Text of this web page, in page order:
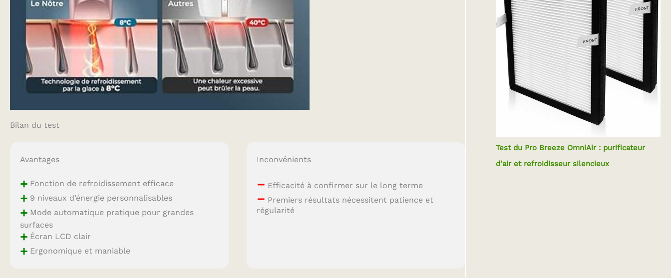
Bilan du test
Avantages
+ Fonction de refroidissement efficace
+ 9 niveaux d’énergie personnalisables
+ Mode automatique pratique pour grandes
surfaces
+ Écran LCD clair
+ Ergonomique et maniable
Inconvénients
– Efficacité à confirmer sur le long terme
– Premiers résultats nécessitent patience et
régularité
Test du Pro Breeze OmniAir : purificateur
d’air et refroidisseur silencieux